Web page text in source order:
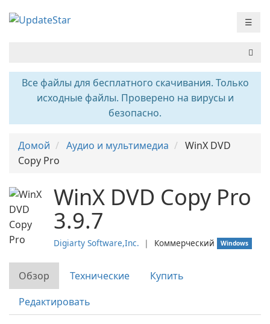
☰
Все файлы для бесплатного скачивания. Только
исходные файлы. Проверено на вирусы и
безопасно.
Домой Аудио и мультимедиа
WinX DVD
Copy Pro
WinX DVD Copy Pro
3.9.7
Digiarty Software,Inc. ❘ Коммерческий Windows
Обзор Технические
Купить
Редактировать